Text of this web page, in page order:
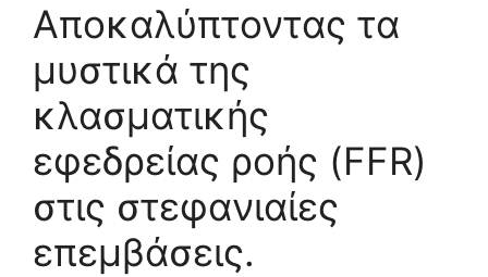
Αποκαλύπτοντας τα
μυστικά της
κλασματικής
εφεδρείας ροής (FFR)
στις στεφανιαίες
επεμβάσεις.